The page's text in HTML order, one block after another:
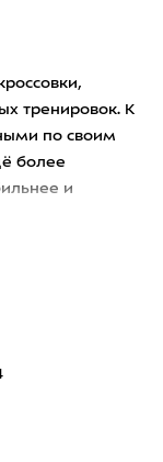
тренировок. К
по своим
более
и